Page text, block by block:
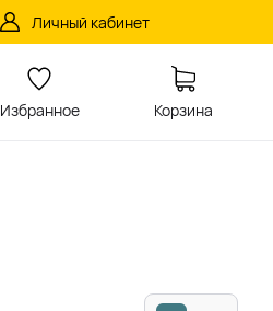
Личный кабинет
Избранное Корзина